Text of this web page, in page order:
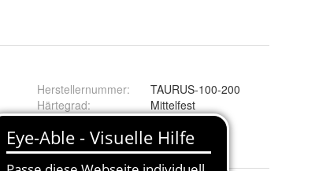
Herstellernummer:
TAURUS-100-200
Härtegrad: Mittelfest